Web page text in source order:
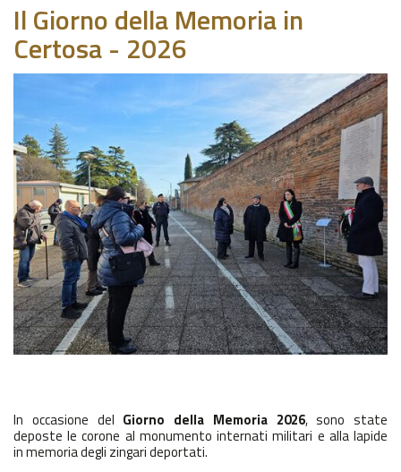
Il Giorno della Memoria in
Certosa - 2026
In occasione del Giorno della Memoria 2026, sono state
deposte le corone al monumento internati militari e alla lapide
in memoria degli zingari deportati.